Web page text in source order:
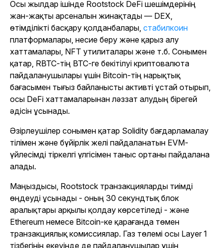
Осы жылдар ішінде Rootstock DeFi шешімдерінің
жан-жақты арсеналын жинақтады — DEX,
өтімділікті басқару қолданбалары, стабилкоин
платформалары, несие беру және қарыз алу
хаттамалары, NFT утилиталары және т.б. Сонымен
қатар, RBTC-тің BTC-ге бекітілуі криптовалюта
пайдаланушылары үшін Bitcoin-тің нарықтық
бағасымен тығыз байланысты активті ұстай отырып,
осы DeFi хаттамаларынан ләззат алудың бірегей
әдісін ұсынады.
Әзірлеушілер сонымен қатар Solidity бағдарламалау
тілімен және бүйірлік желі пайдаланатын EVM-
үйлесімді тіркелгі үлгісімен таныс ортаны пайдалана
алады.
Маңыздысы, Rootstock транзакцияларды тиімді
өңдеуді ұсынады - оның 30 секундтық блок
аралықтары арқылы қолдау көрсетіледі - және
Ethereum немесе Bitcoin-ке қарағанда төмен
транзакциялық комиссиялар. Газ төлемі осы Layer 1
тізбегінің екеуінде де пайдаланушылар үшін